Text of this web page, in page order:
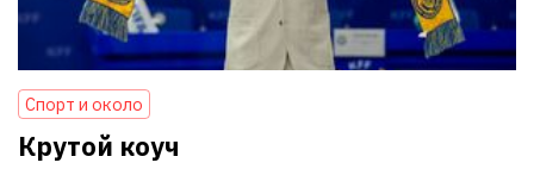
Спорт и около
Крутой коуч